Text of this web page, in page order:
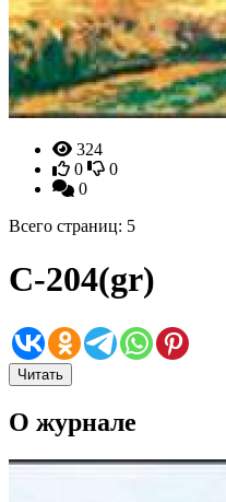
324
0
0
0
Всего страниц: 5
C-204(gr)
Читать
О журнале